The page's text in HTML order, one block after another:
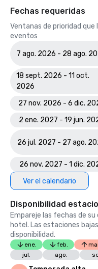
Fechas requeridas
Ventanas de prioridad
eventos
7 ago. 2026 - 28 ago.
18 sept. 2026 - 11 oct.
2026
27 nov. 2026 - 6 dic.
2 ene. 2027 - 19 jun.
26 jul. 2027 - 27 ago.
26 nov. 2027 - 1 dic.
Ver el calendario
Disponibilidad
Empareje las fechas de
hotel. Las estaciones
disponibilidad.
ene. feb.
jul.
ago.